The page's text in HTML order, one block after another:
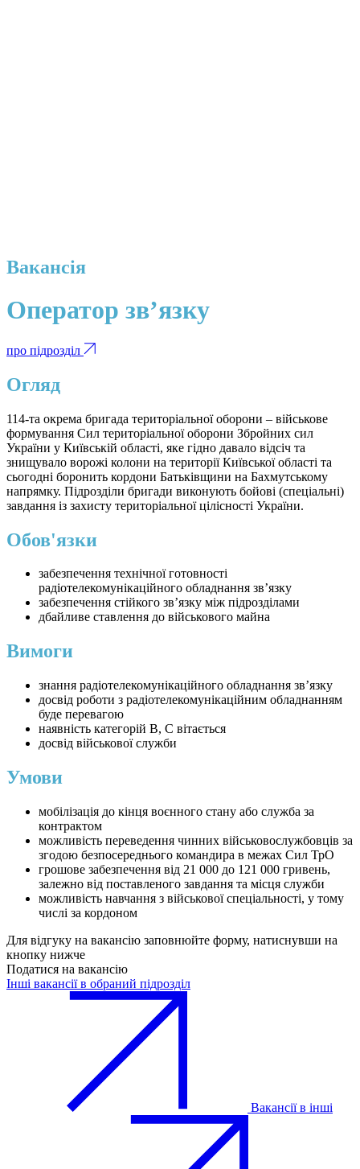
Вакансія
Оператор зв’язку
про підрозділ
Огляд
114-та окрема бригада територіальної оборони – військове
формування Сил територіальної оборони Збройних сил
України у Київській області, яке гідно давало відсіч та
знищувало ворожі колони на території Київської області та
сьогодні боронить кордони Батьківщини на Бахмутському
напрямку. Підрозділи бригади виконують бойові (спеціальні)
завдання із захисту територіальної цілісності України.
Обов'язки
забезпечення технічної готовності
радіотелекомунікаційного обладнання зв’язку
забезпечення стійкого зв’язку між підрозділами
дбайливе ставлення до військового майна
Вимоги
знання радіотелекомунікаційного обладнання зв’язку
досвід роботи з радіотелекомунікаційним обладнанням
буде перевагою
наявність категорій В, С вітається
досвід військової служби
Умови
мобілізація до кінця воєнного стану або служба за
контрактом
можливість переведення чинних військовослужбовців за
згодою безпосереднього командира в межах Сил ТрО
грошове забезпечення від 21 000 до 121 000 гривень,
залежно від поставленого завдання та місця служби
можливість навчання з військової спеціальності, у тому
числі за кордоном
Для відгуку на вакансію заповнюйте форму, натиснувши на
кнопку нижче
Податися на вакансію
Інші вакансії в обраний підрозділ
Вакансії в інші